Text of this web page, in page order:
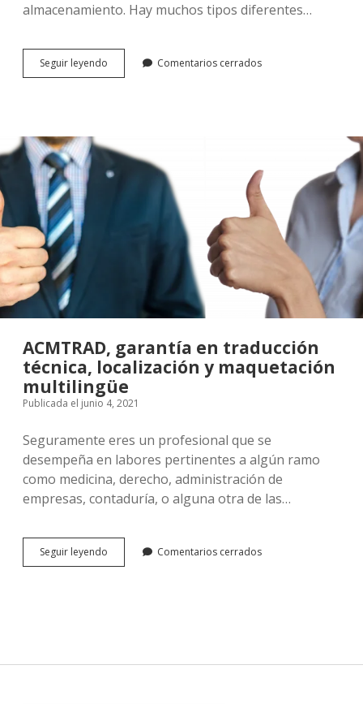
almacenamiento. Hay muchos tipos diferentes…
Seguir leyendo <strong>Cómo
cortar
pala
Guía
principiantes</strong>
Comentarios cerrados
ACMTRAD, garantía en traducción
técnica, localización y maquetación
multilingüe
Publicada el junio 4, 2021
Seguramente eres un profesional que se
desempeña en labores pertinentes a algún ramo
como medicina, derecho, administración de
empresas, contaduría, o alguna otra de las…
Seguir leyendo ACMTRAD,
garantía
multilingüe
Comentarios cerrados